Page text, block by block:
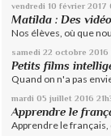
vendredi 10 février 2017
Matilda : Des
Nos élèves, où que
samedi 22 octobre 2016
Petits films
Quand on n'a pas
mardi 05 juillet 2016
Apprendre le
Apprendre le français,